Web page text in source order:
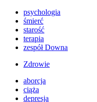
psychologia
śmierć
starość
terapia
zespół Downa
Zdrowie
aborcja
ciąża
depresja